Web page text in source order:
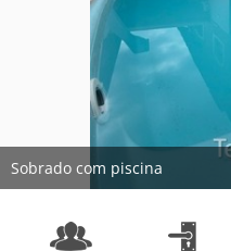
Sobrado com piscina